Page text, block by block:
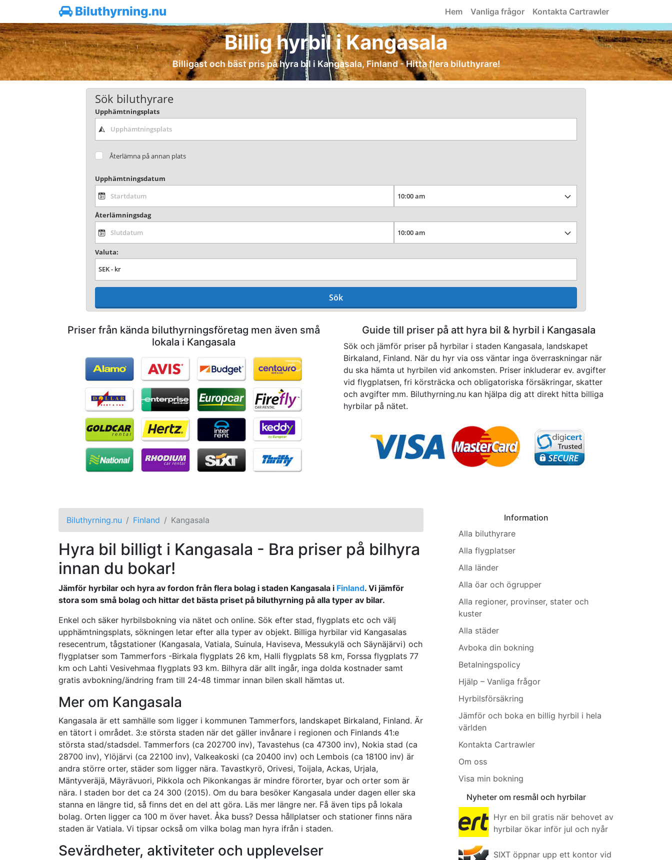
Biluthyrning.nu Hem Vanliga frågor Kontakta Cartrawler
Billig hyrbil i Kangasala
Billigast och bäst pris på hyra bil i Kangasala, Finland - Hitta flera biluthyrare!
Sök biluthyrare
Upphämtningsplats
Återlämna på annan plats
Upphämtningsdatum
Återlämningsdag
Valuta:
Sök
Priser från kända biluthyrningsföretag men även små
lokala i Kangasala
Guide till priser på att hyra bil & hyrbil i Kangasala
Sök och jämför priser på hyrbilar i staden Kangasala, landskapet
Birkaland, Finland. När du hyr via oss väntar inga överraskningar när
du ska hämta ut hyrbilen vid ankomsten. Priser inkluderar ev. avgifter
vid flygplatsen, fri körsträcka och obligatoriska försäkringar, skatter
och avgifter mm. Biluthyrning.nu kan hjälpa dig att direkt hitta billiga
hyrbilar på nätet.
Biluthyrning.nu Finland Kangasala
Hyra bil billigt i Kangasala - Bra priser på bilhyra
innan du bokar!
Jämför hyrbilar och hyra av fordon från flera bolag i staden Kangasala i Finland. Vi jämför
stora som små bolag och hittar det bästa priset på biluthyrning på alla typer av bilar.
Enkel och säker hyrbilsbokning via nätet och online. Sök efter stad, flygplats etc och välj
upphämtningsplats, sökningen letar efter alla typer av objekt. Billiga hyrbilar vid Kangasalas
resecentrum, tågstationer (Kangasala, Vatiala, Suinula, Haviseva, Messukylä och Säynäjärvi) och
flygplatser som Tammerfors -Birkala flygplats 26 km, Halli flygplats 58 km, Forssa flygplats 77
km och Lahti Vesivehmaa flygplats 93 km. Bilhyra där allt ingår, inga dolda kostnader samt
gratis avbokning/ändring fram till 24-48 timmar innan bilen skall hämtas ut.
Mer om Kangasala
Kangasala är ett samhälle som ligger i kommunen Tammerfors, landskapet Birkaland, Finland. Är
en tätort i området. 3:e största staden när det gäller invånare i regionen och Finlands 41:e
största stad/stadsdel. Tammerfors (ca 202700 inv), Tavastehus (ca 47300 inv), Nokia stad (ca
28700 inv), Ylöjärvi (ca 22100 inv), Valkeakoski (ca 20400 inv) och Lembois (ca 18100 inv) är
andra större orter, städer som ligger nära. Tavastkyrö, Orivesi, Toijala, Ackas, Urjala,
Mäntyveräjä, Mäyrävuori, Pikkola och Pikonkangas är mindre förorter, byar och orter som är
nära. I staden bor det ca 24 300 (2015). Om du bara besöker Kangasala under dagen eller ska
stanna en längre tid, så finns det en del att göra. Läs mer längre ner. Få även tips på lokala
bolag. Orten ligger ca 100 m över havet. Åka buss? Dessa hållplatser och stationer finns nära
staden är Vatiala. Vi tipsar också om vilka bolag man hyra ifrån i staden.
Sevärdheter, aktiviteter och upplevelser
Information
Alla biluthyrare
Alla flygplatser
Alla länder
Alla öar och ögrupper
Alla regioner, provinser, stater och
kuster
Alla städer
Avboka din bokning
Betalningspolicy
Hjälp – Vanliga frågor
Hyrbilsförsäkring
Jämför och boka en billig hyrbil i hela
världen
Kontakta Cartrawler
Om oss
Visa min bokning
Nyheter om resmål och hyrbilar
Hyr en bil gratis när behovet av
hyrbilar ökar inför jul och nyår
SIXT öppnar upp ett kontor vid